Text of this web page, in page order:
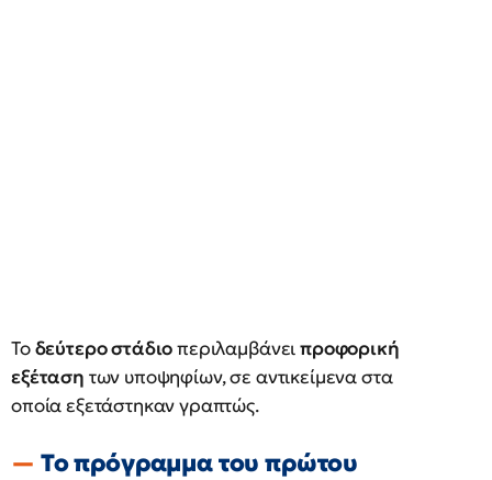
Τοδεύτερο στάδιοπεριλαμβάνειπροφορική
εξέταση των υποψηφίων, σε αντικείμενα στα
οποία εξετάστηκαν γραπτώς.
Το πρόγραμμα του πρώτου